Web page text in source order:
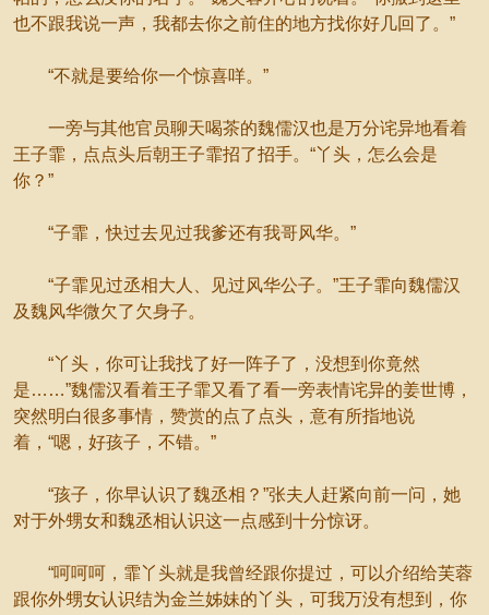
也不跟我说一声，我都去你之前住的地方找你好几回了。”
“不就是要给你一个惊喜咩。”
一旁与其他官员聊天喝茶的魏儒汉也是万分诧异地看着
王子霏，点点头后朝王子霏招了招手。“丫头，怎么会是
你？”
“子霏，快过去见过我爹还有我哥风华。”
“子霏见过丞相大人、见过风华公子。”王子霏向魏儒汉
及魏风华微欠了欠身子。
“丫头，你可让我找了好一阵子了，没想到你竟然
是……”魏儒汉看着王子霏又看了看一旁表情诧异的姜世博，
突然明白很多事情，赞赏的点了点头，意有所指地说
着，“嗯，好孩子，不错。”
“孩子，你早认识了魏丞相？”张夫人赶紧向前一问，她
对于外甥女和魏丞相认识这一点感到十分惊讶。
“呵呵呵，霏丫头就是我曾经跟你提过，可以介绍给芙蓉
跟你外甥女认识结为金兰姊妹的丫头，可我万没有想到，你